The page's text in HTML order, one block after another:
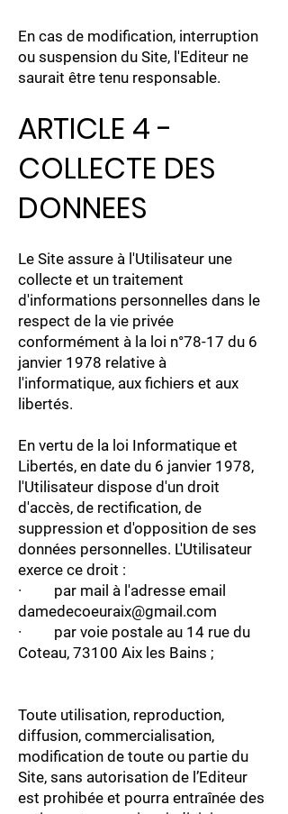
En cas de modification, interruption
ou suspension du Site, l'Editeur ne
saurait être tenu responsable.
ARTICLE 4 -
COLLECTE DES
DONNEES
Le Site assure à l'Utilisateur une
collecte et un traitement
d'informations personnelles dans le
respect de la vie privée
conformément à la loi n°78-17 du 6
janvier 1978 relative à
l'informatique, aux fichiers et aux
libertés.
En vertu de la loi Informatique et
Libertés, en date du 6 janvier 1978,
l'Utilisateur dispose d'un droit
d'accès, de rectification, de
suppression et d'opposition de ses
données personnelles. L'Utilisateur
exerce ce droit :
· par mail à l'adresse email
damedecoeuraix@gmail.com
· par voie postale au 14 rue du
Coteau, 73100 Aix les Bains ;
Toute utilisation, reproduction,
diffusion, commercialisation,
modification de toute ou partie du
Site , sans autorisation de l’Editeur
est prohibée et pourra entraînée des